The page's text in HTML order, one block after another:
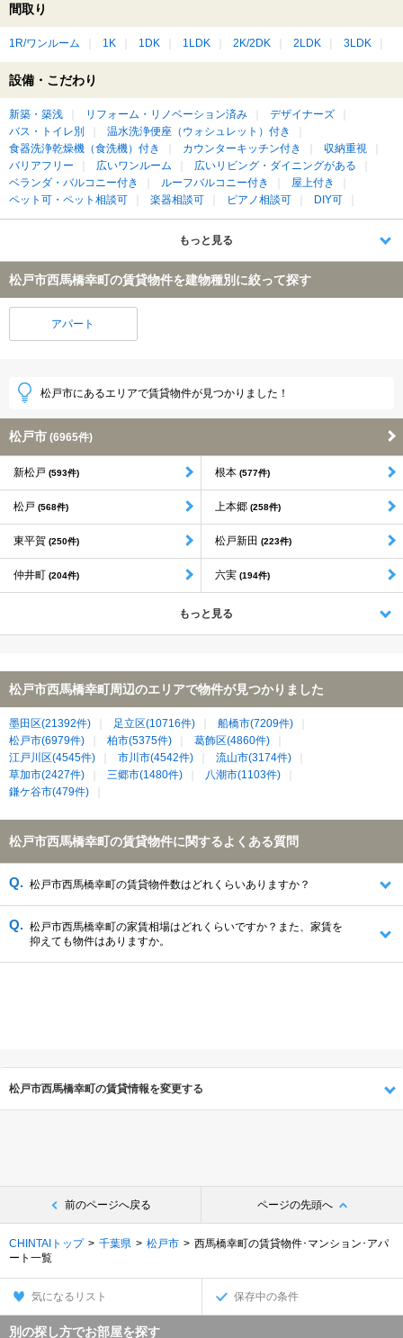
間取り
1R/ワンルーム 1K 1DK 1LDK 2K/2DK 2LDK 3LDK
設備・こだわり
新築・築浅 リフォーム・リノベーション済み
デザイナーズ
バス・トイレ別
温水洗浄便座（ウォシュレット）付き
食器洗浄乾燥機（食洗機）付き
カウンターキッチン付き
収納重視
バリアフリー
広いワンルーム
広いリビング・ダイニングがある
ベランダ・バルコニー付き
ルーフバルコニー付き
屋上付き
ペット可・ペット相談可
楽器相談可 ピアノ相談可 DIY可
もっと見る
松戸市西馬橋幸町の賃貸物件を建物種別に絞って探す
アパート
松戸市にあるエリアで賃貸物件が見つかりました！
松戸市 (6965件)
新松戸 (593件) 根本 (577件)
松戸 (568件) 上本郷 (258件)
東平賀 (250件) 松戸新田 (223件)
仲井町 (204件) 六実 (194件)
もっと見る
松戸市西馬橋幸町周辺のエリアで物件が見つかりました
墨田区(21392件) 足立区(10716件)
船橋市(7209件)
松戸市(6979件)
柏市(5375件)
葛飾区(4860件)
江戸川区(4545件)
市川市(4542件)
流山市(3174件)
草加市(2427件)
三郷市(1480件)
八潮市(1103件)
鎌ケ谷市(479件)
松戸市西馬橋幸町の賃貸物件に関するよくある質問
松戸市西馬橋幸町の賃貸物件数はどれくらいありますか？
松戸市西馬橋幸町の家賃相場はどれくらいですか？また、家賃を
抑えても物件はありますか。
松戸市西馬橋幸町の賃貸情報を変更する
前のページへ戻る ページの先頭へ
CHINTAIトップ 千葉県 松戸市
西馬橋幸町の賃貸物件･マンション･アパ
ート一覧
気になるリスト 保存中の条件
別の探し方でお部屋を探す